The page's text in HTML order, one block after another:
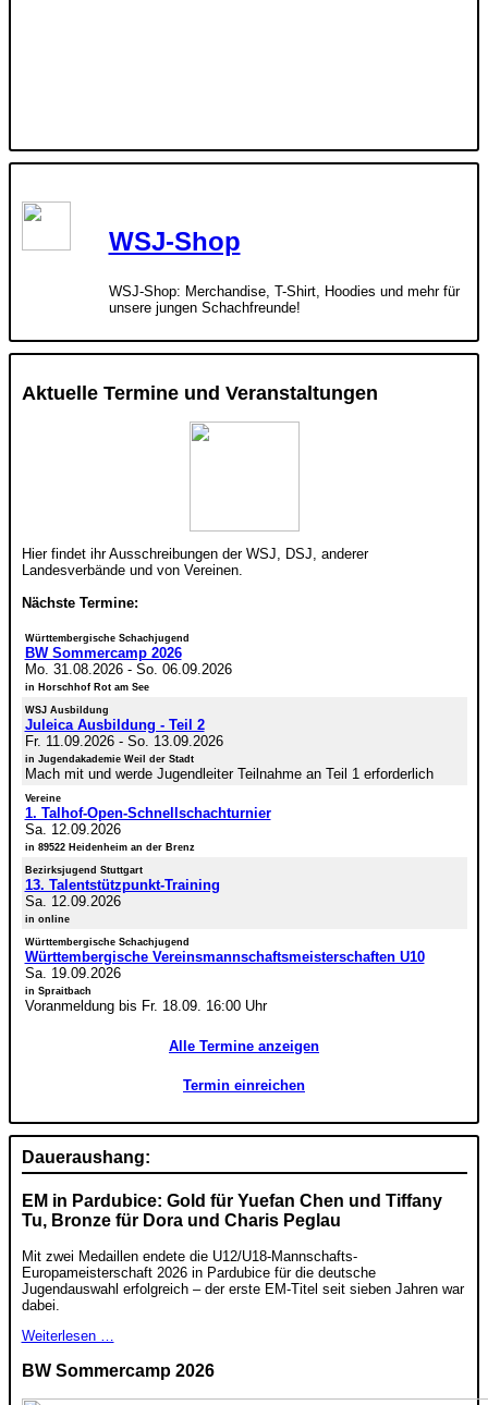
WSJ-Shop
WSJ-Shop: Merchandise, T-Shirt, Hoodies und mehr für
unsere jungen Schachfreunde!
Aktuelle Termine und Veranstaltungen
Hier findet ihr Ausschreibungen der WSJ, DSJ, anderer
Landesverbände und von Vereinen.
Nächste Termine:
Württembergische Schachjugend
BW Sommercamp 2026
Mo. 31.08.2026- So. 06.09.2026
in Horschhof Rot am See
WSJ Ausbildung
Juleica Ausbildung - Teil 2
Fr. 11.09.2026- So. 13.09.2026
in Jugendakademie Weil der Stadt
Mach mit und werde Jugendleiter Teilnahme an Teil 1 erforderlich
Vereine
1. Talhof-Open-Schnellschachturnier
Sa. 12.09.2026
in 89522 Heidenheim an der Brenz
Bezirksjugend Stuttgart
13. Talentstützpunkt-Training
Sa. 12.09.2026
in online
Württembergische Schachjugend
Württembergische Vereinsmannschaftsmeisterschaften U10
Sa. 19.09.2026
in Spraitbach
Voranmeldung bis Fr. 18.09. 16:00 Uhr
Alle Termine anzeigen
Termin einreichen
Daueraushang:
EM in Pardubice: Gold für Yuefan Chen und Tiffany
Tu, Bronze für Dora und Charis Peglau
Mit zwei Medaillen endete die U12/U18-Mannschafts-
Europameisterschaft 2026 in Pardubice für die deutsche
Jugendauswahl erfolgreich – der erste EM-Titel seit sieben Jahren war
dabei.
Weiterlesen …
BW Sommercamp 2026